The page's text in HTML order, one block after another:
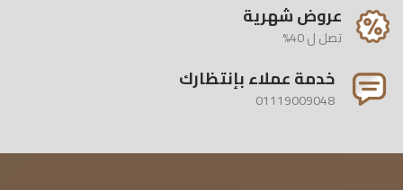
عروض شهرية
تصل ل 40%
خدمة عملاء بإنتظارك
01119009048